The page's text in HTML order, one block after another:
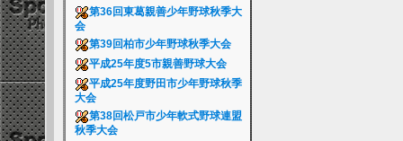
第36回東葛親善少年野球秋季大
会
第39回柏市少年野球秋季大会
平成25年度5市親善野球大会
平成25年度野田市少年野球秋季
大会
第38回松戸市少年軟式野球連盟
秋季大会